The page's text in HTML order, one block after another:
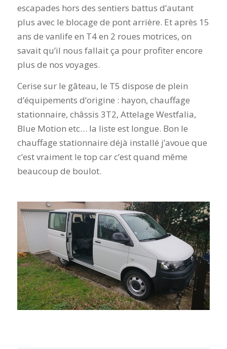
escapades hors des sentiers battus d’autant
plus avec le blocage de pont arrière. Et après 15
ans de vanlife en T4 en 2 roues motrices, on
savait qu’il nous fallait ça pour profiter encore
plus de nos voyages.
Cerise sur le gâteau, le T5 dispose de plein
d’équipements d’origine : hayon, chauffage
stationnaire, châssis 3T2, Attelage Westfalia,
Blue Motion etc… la liste est longue. Bon le
chauffage stationnaire déjà installé j’avoue que
c’est vraiment le top car c’est quand même
beaucoup de boulot.